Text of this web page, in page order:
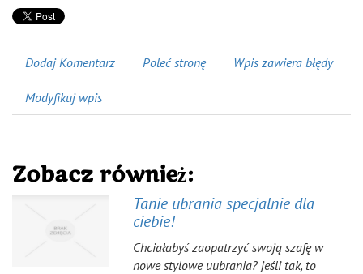
Dodaj Komentarz Poleć stronę Wpis zawiera błędy
Modyfikuj wpis
Zobacz również:
Tanie ubrania specjalnie dla
ciebie!
Chciałabyś zaopatrzyć swoją szafę w
nowe stylowe uubrania? jeśli tak, to